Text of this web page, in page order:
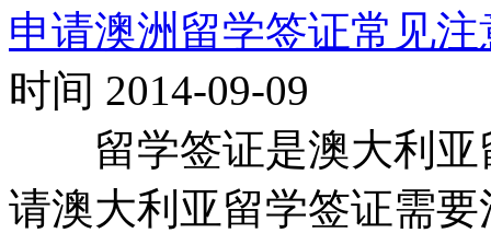
申请澳洲留学签证常见注
时间 2014-09-09
留学签证是澳大利亚
请澳大利亚留学签证需